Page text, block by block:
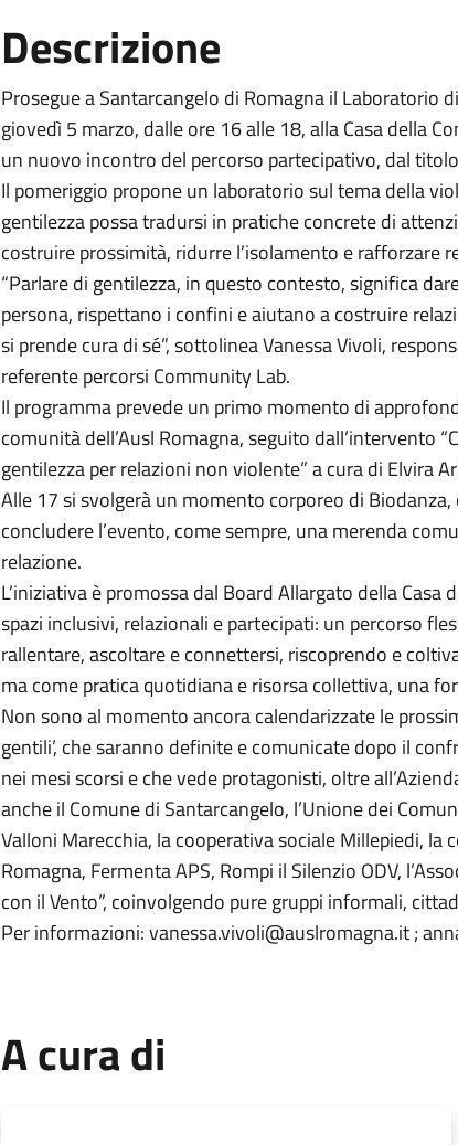
Descrizione
Prosegue a Santarcangelo di Romagna il Laboratorio
giovedì 5 marzo, dalle ore 16 alle 18, alla Casa della
un nuovo incontro del percorso partecipativo, dal titolo
Il pomeriggio propone un laboratorio sul tema della
gentilezza possa tradursi in pratiche concrete di
costruire prossimità, ridurre l’isolamento e rafforzare
“Parlare di gentilezza, in questo contesto, significa
persona, rispettano i confini e aiutano a costruire
si prende cura di sé”, sottolinea Vanessa Vivoli,
referente percorsi Community Lab.
Il programma prevede un primo momento di
comunità dell’Ausl Romagna, seguito dall’intervento
gentilezza per relazioni non violente” a cura di Elvira
Alle 17 si svolgerà un momento corporeo di Biodanza,
concludere l’evento, come sempre, una merenda
relazione.
L’iniziativa è promossa dal Board Allargato della
spazi inclusivi, relazionali e partecipati: un percorso
rallentare, ascoltare e connettersi, riscoprendo e
ma come pratica quotidiana e risorsa collettiva, una
Non sono al momento ancora calendarizzate le
gentili’, che saranno definite e comunicate dopo il
nei mesi scorsi e che vede protagonisti, oltre
anche il Comune di Santarcangelo, l’Unione dei
Valloni Marecchia, la cooperativa sociale Millepiedi, la
Romagna, Fermenta APS, Rompi il Silenzio ODV,
con il Vento”, coinvolgendo pure gruppi informali,
Per informazioni: vanessa.vivoli@auslromagna.it ;
A cura di